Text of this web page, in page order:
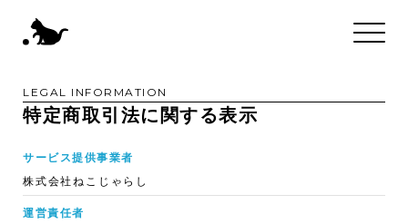
LEGAL INFORMATION
特定商取引法に関する表示
サービス提供事業者
株式会社ねこじゃらし
運営責任者